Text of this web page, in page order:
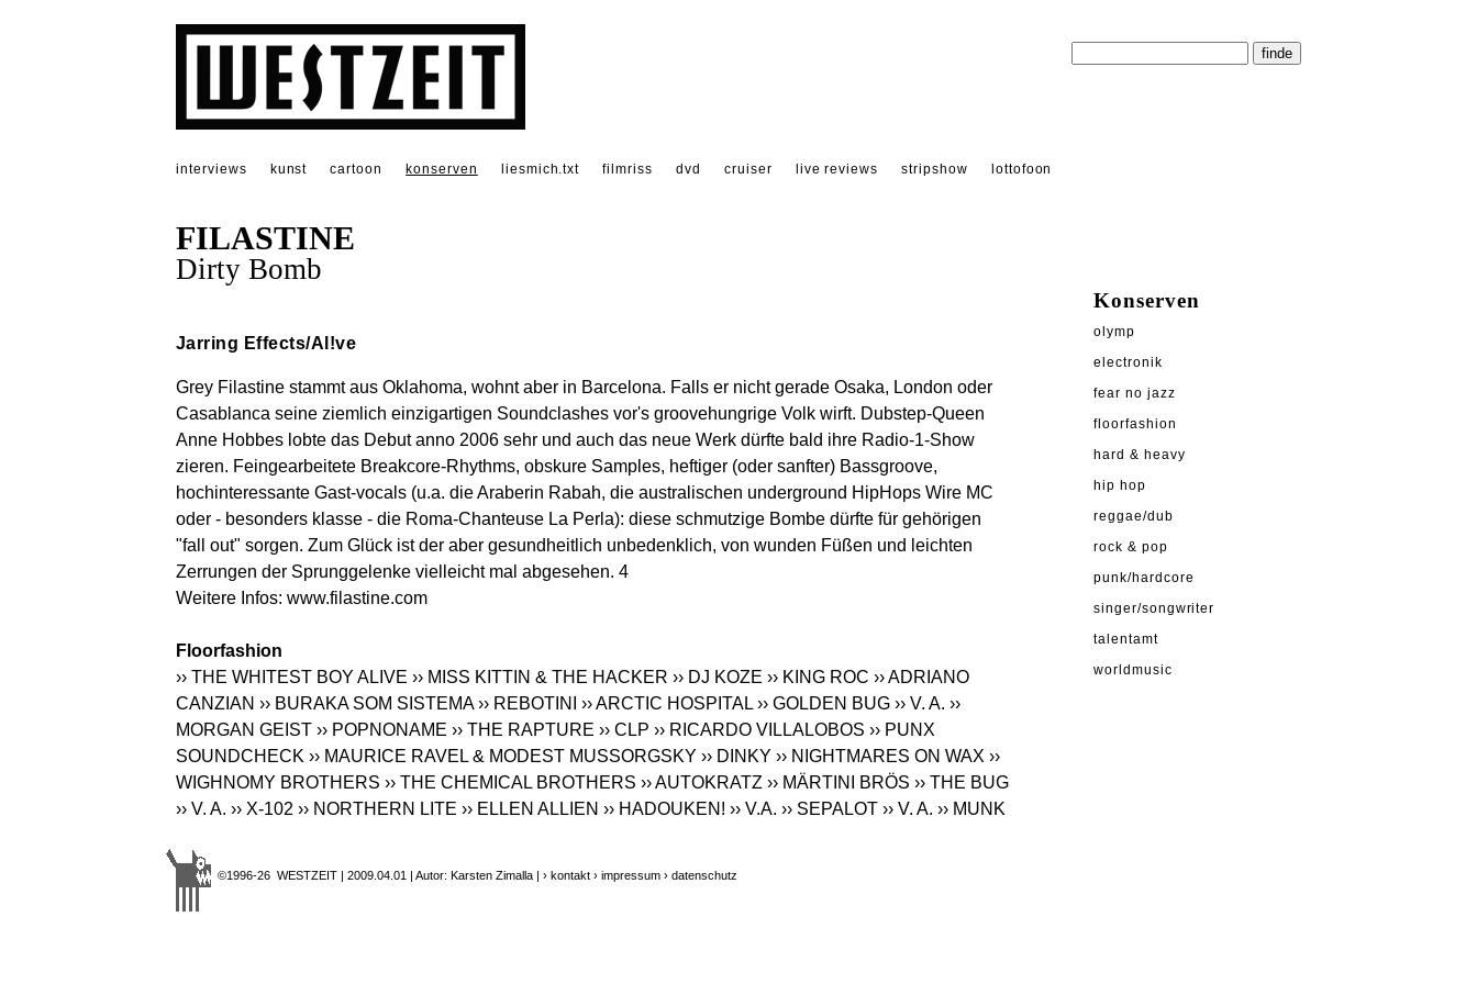
interviews kunst cartoon konserven liesmich.txt filmriss dvd cruiser live reviews stripshow lottofoon
FILASTINE
Dirty Bomb
Jarring Effects/Al!ve
Grey Filastine stammt aus Oklahoma, wohnt aber in Barcelona. Falls er nicht gerade Osaka, London oder
Casablanca seine ziemlich einzigartigen Soundclashes vor's groovehungrige Volk wirft. Dubstep-Queen
Anne Hobbes lobte das Debut anno 2006 sehr und auch das neue Werk dürfte bald ihre Radio-1-Show
zieren. Feingearbeitete Breakcore-Rhythms, obskure Samples, heftiger (oder sanfter) Bassgroove,
hochinteressante Gast-vocals (u.a. die Araberin Rabah, die australischen underground HipHops Wire MC
oder - besonders klasse - die Roma-Chanteuse La Perla): diese schmutzige Bombe dürfte für gehörigen
"fall out" sorgen. Zum Glück ist der aber gesundheitlich unbedenklich, von wunden Füßen und leichten
Zerrungen der Sprunggelenke vielleicht mal abgesehen. 4
Weitere Infos: www.filastine.com
Floorfashion
›› THE WHITEST BOY ALIVE ›› MISS KITTIN & THE HACKER ›› DJ KOZE ›› KING ROC ›› ADRIANO
CANZIAN ›› BURAKA SOM SISTEMA ›› REBOTINI ›› ARCTIC HOSPITAL ›› GOLDEN BUG ›› V. A. ››
MORGAN GEIST ›› POPNONAME ›› THE RAPTURE ›› CLP ›› RICARDO VILLALOBOS ›› PUNX
SOUNDCHECK ›› MAURICE RAVEL & MODEST MUSSORGSKY ›› DINKY ›› NIGHTMARES ON WAX ››
WIGHNOMY BROTHERS ›› THE CHEMICAL BROTHERS ›› AUTOKRATZ ›› MÄRTINI BRÖS ›› THE BUG
›› V. A. ›› X-102 ›› NORTHERN LITE ›› ELLEN ALLIEN ›› HADOUKEN! ›› V.A. ›› SEPALOT ›› V. A. ›› MUNK
©1996-26 WESTZEIT | 2009.04.01 | Autor: Karsten Zimalla | › kontakt › impressum › datenschutz
Konserven
olymp
electronik
fear no jazz
floorfashion
hard & heavy
hip hop
reggae/dub
rock & pop
punk/hardcore
singer/songwriter
talentamt
worldmusic